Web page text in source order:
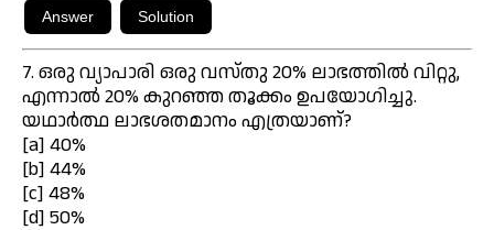
7. ഒരു വ്യാപാരി ഒരു വസ്തു 20% ലാഭത്തിൽ വിറ്റു,
എന്നാൽ 20% കുറഞ്ഞ തൂക്കം ഉപയോഗിച്ചു.
യഥാർത്ഥ ലാഭശതമാനം എത്രയാണ്?
[a] 40%
[b] 44%
[c] 48%
[d] 50%